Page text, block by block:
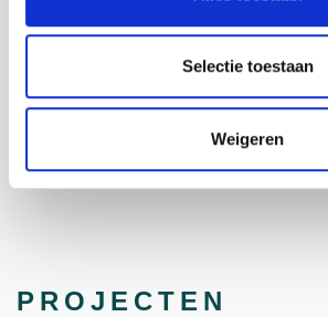
Selectie toestaan
Weigeren
incl. BTW
PROJECTEN